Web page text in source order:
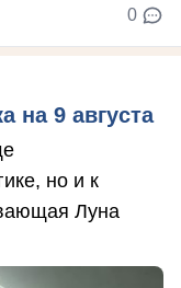
0
на 9 августа
но и к
Луна